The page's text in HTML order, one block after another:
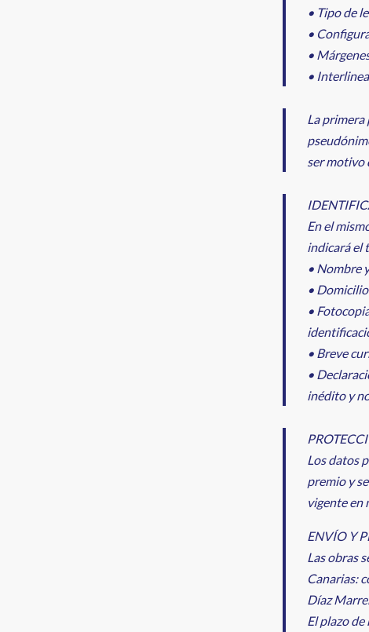
• Tipo de
•
•
•
La primera
ser motivo
En el
indicará el
• Nombre
•
•
• Breve
•
inédito y
Los datos
premio y
vigente en
ENVÍO Y
Las obras
Canarias:
Díaz
El plazo